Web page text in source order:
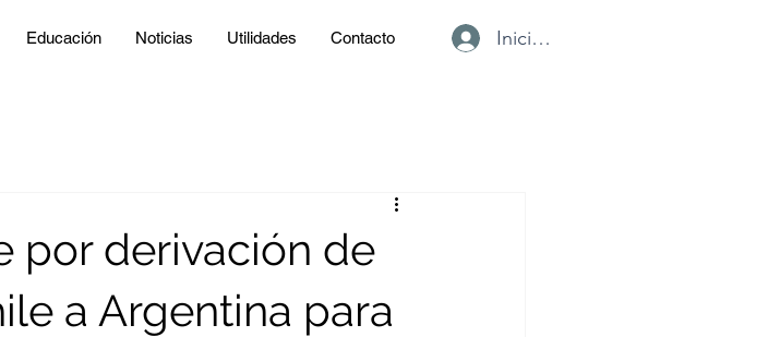
Educación Noticias Utilidades Contacto Iniciar sesión
por derivación de
a Argentina para